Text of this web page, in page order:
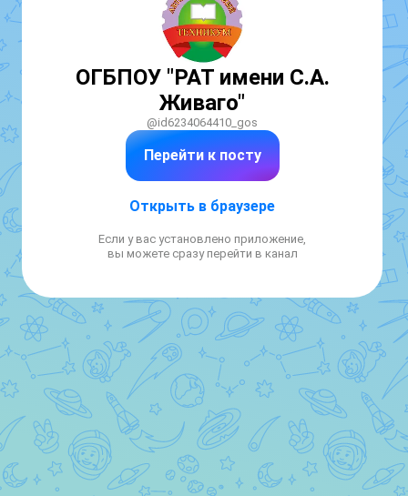
ОГБПОУ "РАТ имени С.А.
Живаго"
@id6234064410_gos
Перейти к посту
Открыть в браузере
Если у вас установлено приложение,
вы можете сразу перейти в канал